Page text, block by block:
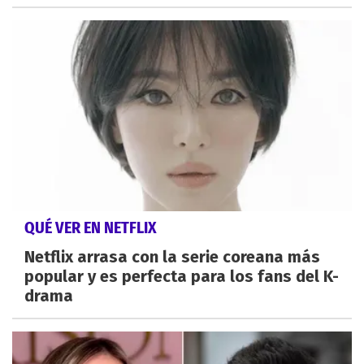
QUÉ VER EN NETFLIX
Netflix arrasa con la serie coreana más
popular y es perfecta para los fans del K-
drama